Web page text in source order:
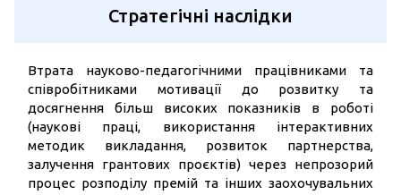
Стратегічні наслідки
Втрата науково-педагогічними працівниками та
співробітниками мотивації до розвитку та
досягнення більш високих показників в роботі
(наукові праці, використання інтерактивних
методик викладання, розвиток партнерства,
залучення грантових проєктів) через непрозорий
процес розподілу премій та інших заохочувальних